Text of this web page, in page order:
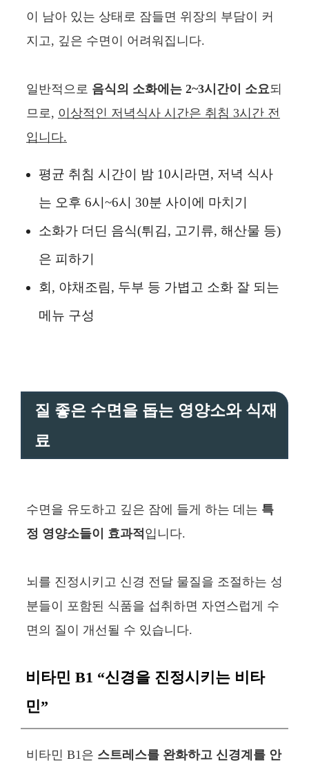
이 남아 있는 상태로 잠들면 위장의 부담이 커
지고, 깊은 수면이 어려워집니다.
일반적으로 음식의 소화에는 2~3시간이 소요되
므로, 이상적인 저녁식사 시간은 취침 3시간 전
입니다.
평균 취침 시간이 밤 10시라면, 저녁 식사
는 오후 6시~6시 30분 사이에 마치기
소화가 더딘 음식(튀김, 고기류, 해산물 등)
은 피하기
회, 야채조림, 두부 등 가볍고 소화 잘 되는
메뉴 구성
질 좋은 수면을 돕는 영양소와 식재
료
수면을 유도하고 깊은 잠에 들게 하는 데는 특
정 영양소들이 효과적 입니다.
뇌를 진정시키고 신경 전달 물질을 조절하는 성
분들이 포함된 식품을 섭취하면 자연스럽게 수
면의 질이 개선될 수 있습니다.
비타민 B1 “신경을 진정시키는 비타
민”
비타민 B1은 스트레스를 완화하고 신경계를 안